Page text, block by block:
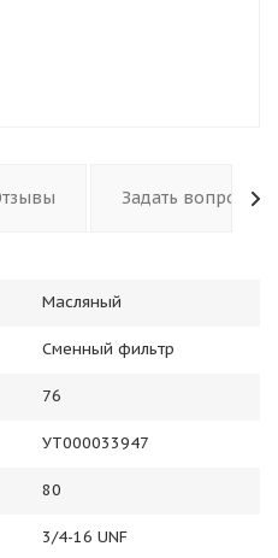
Задать вопрос
Масляный
Сменный фильтр
76
УТ000033947
80
3/4-16 UNF